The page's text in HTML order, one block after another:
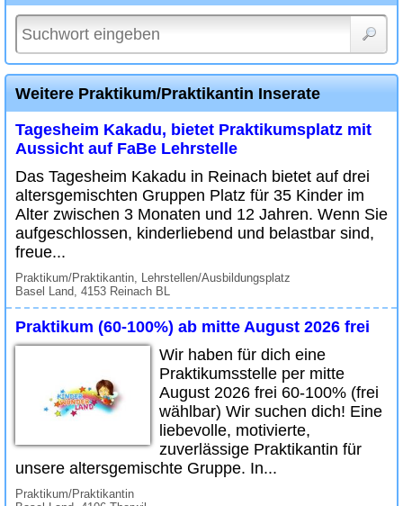
Weitere Praktikum/Praktikantin Inserate
Tagesheim Kakadu, bietet Praktikumsplatz mit
Aussicht auf FaBe Lehrstelle
Das Tagesheim Kakadu in Reinach bietet auf drei
altersgemischten Gruppen Platz für 35 Kinder im
Alter zwischen 3 Monaten und 12 Jahren. Wenn Sie
aufgeschlossen, kinderliebend und belastbar sind,
freue...
Praktikum/Praktikantin, Lehrstellen/Ausbildungsplatz
Basel Land, 4153 Reinach BL
Praktikum (60-100%) ab mitte August 2026 frei
Wir haben für dich eine
Praktikumsstelle per mitte
August 2026 frei 60-100% (frei
wählbar) Wir suchen dich! Eine
liebevolle, motivierte,
zuverlässige Praktikantin für
unsere altersgemischte Gruppe. In...
Praktikum/Praktikantin